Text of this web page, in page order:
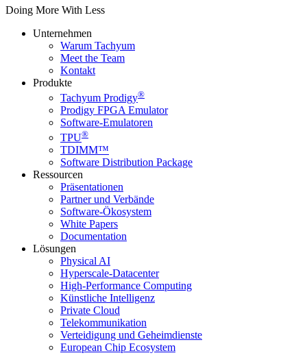
Doing More With Less
Unternehmen
Warum Tachyum
Meet the Team
Kontakt
Produkte
Tachyum Prodigy®
Prodigy FPGA Emulator
Software-Emulatoren
TPU®
TDIMM™
Software Distribution Package
Ressourcen
Präsentationen
Partner und Verbände
Software-Ökosystem
White Papers
Documentation
Lösungen
Physical AI
Hyperscale-Datacenter
High-Performance Computing
Künstliche Intelligenz
Private Cloud
Telekommunikation
Verteidigung und Geheimdienste
European Chip Ecosystem